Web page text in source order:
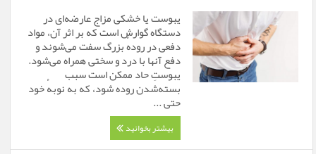
یبوست یا خشکی مزاج عارضه‌ای در
دستگاه گوارش است که بر اثر آن، مواد
دفعی در رودهٔ بزرگ سفت می‌شوند و
دفع آنها با درد و سختی همراه می‌شود.
یبوستِ حاد ممکن است سبب
بسته‌شدن روده شود، که به نوبهٔ خود
حتی ...
بیشتر بخوانید